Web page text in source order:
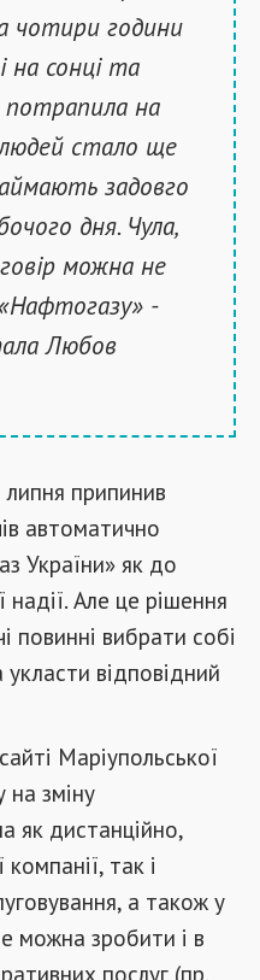
чотири години
на сонці та
на
стало ще
задовго
дня. Чула,
можна не
-
Любов
припинив
автоматично
України» як до
Але це рішення
повинні вибрати собі
відповідний
Маріупольської
на зміну
як дистанційно,
так і
а також у
можна зробити і в
послуг (пр.